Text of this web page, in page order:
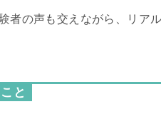
者の声も交えながら、リア
と